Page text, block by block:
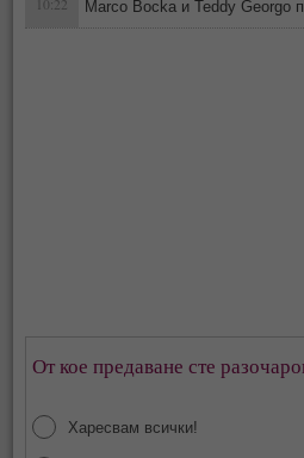
10:22 Marco Bocka и Teddy Georgo
От кое предаване сте
Харесвам всички!